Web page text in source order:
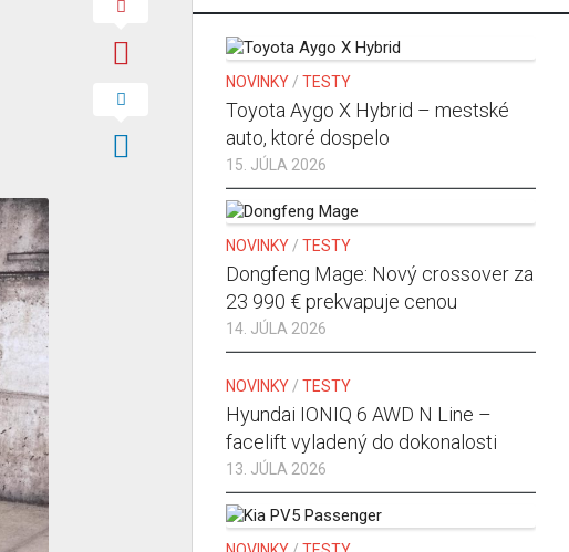
NOVINKY / TESTY
Toyota Aygo X Hybrid – mestské
auto, ktoré dospelo
15. JÚLA 2026
NOVINKY / TESTY
Dongfeng Mage: Nový crossover za
23 990 € prekvapuje cenou
14. JÚLA 2026
NOVINKY / TESTY
Hyundai IONIQ 6 AWD N Line –
facelift vyladený do dokonalosti
13. JÚLA 2026